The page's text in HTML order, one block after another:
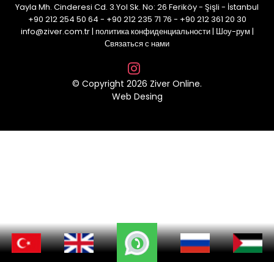
Yayla Mh. Cinderesi Cd. 3.Yol Sk. No: 26 Feriköy - Şişli - İstanbul
+90 212 254 50 64 - +90 212 235 71 76 - +90 212 361 20 30
info@ziver.com.tr| политика конфиденциальности| Шоу-рум |
Связаться с нами
© Copyright 2026 Ziver Online.
Web Desing